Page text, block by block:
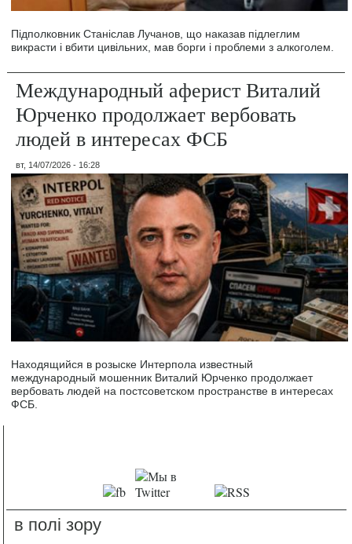
Підполковник Станіслав Лучанов, що наказав підлеглим
викрасти і вбити цивільних, мав борги і проблеми з алкоголем.
Международный аферист Виталий
Юрченко продолжает вербовать
людей в интересах ФСБ
вт, 14/07/2026 - 16:28
Находящийся в розыске Интерпола известный
международный мошенник Виталий Юрченко продолжает
вербовать людей на постсоветском пространстве в интересах
ФСБ.
в полі зору